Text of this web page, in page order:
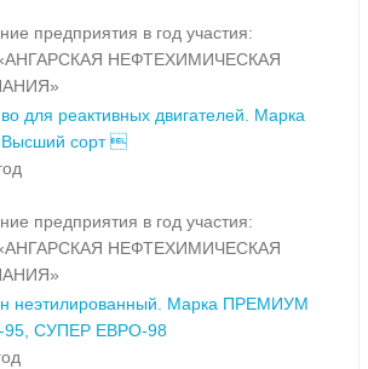
предприятия в год участия:
НЕФТЕХИМИЧЕСКАЯ
для реактивных двигателей. Марка
сорт 
предприятия в год участия:
НЕФТЕХИМИЧЕСКАЯ
неэтилированный. Марка ПРЕМИУМ
СУПЕР ЕВРО-98